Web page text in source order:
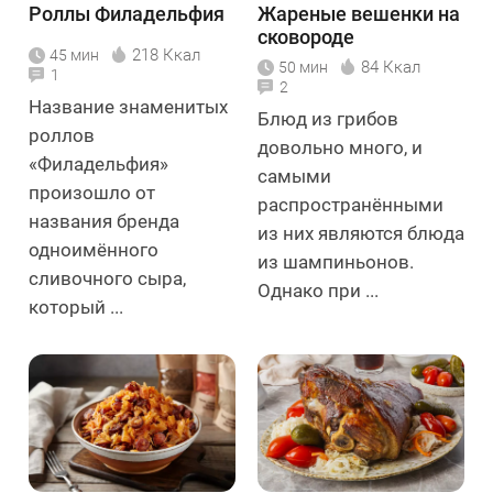
Роллы Филадельфия
45 мин 218 Ккал
1
Название знаменитых
роллов
«Филадельфия»
произошло от
названия бренда
одноимённого
сливочного сыра,
который ...
Жареные вешенки на
сковороде
50 мин 84 Ккал
2
Блюд из грибов
довольно много, и
самыми
распространёнными
из них являются блюда
из шампиньонов.
Однако при ...